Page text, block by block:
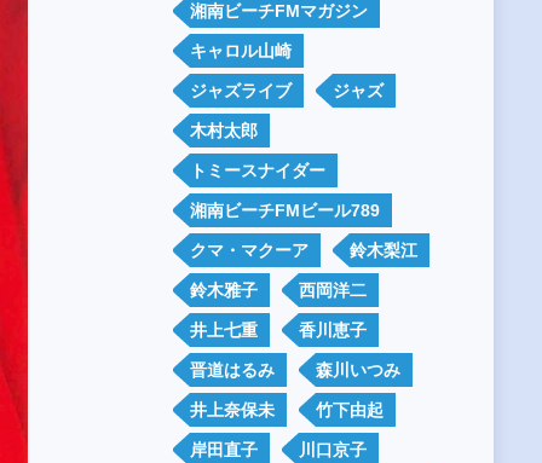
湘南ビーチFMマガジン
キャロル山崎
ジャズライブ ジャズ
木村太郎
トミースナイダー
湘南ビーチFMビール789
クマ・マクーア 鈴木梨江
鈴木雅子 西岡洋二
井上七重 香川恵子
晋道はるみ 森川いつみ
井上奈保未 竹下由起
岸田直子 川口京子